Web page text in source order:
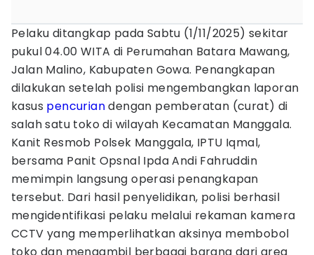
Pelaku ditangkap pada Sabtu (1/11/2025) sekitar
pukul 04.00 WITA di Perumahan Batara Mawang,
Jalan Malino, Kabupaten Gowa. Penangkapan
dilakukan setelah polisi mengembangkan laporan
kasus pencuriandengan pemberatan (curat) di
salah satu toko di wilayah Kecamatan Manggala.
Kanit Resmob Polsek Manggala, IPTU Iqmal,
bersama Panit Opsnal Ipda Andi Fahruddin
memimpin langsung operasi penangkapan
tersebut. Dari hasil penyelidikan, polisi berhasil
mengidentifikasi pelaku melalui rekaman kamera
CCTV yang memperlihatkan aksinya membobol